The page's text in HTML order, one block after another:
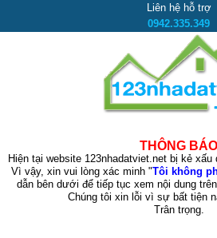
Liên hệ hỗ trợ
0942.335.349
THÔNG BÁO
Hiện tại website 123nhadatviet.net bị kẻ xấu
Vì vậy, xin vui lòng xác minh "Tôi không
dẫn bên dưới để tiếp tục xem nội dung
Chúng tôi xin lỗi vì sự bất tiện
Trân trọng.